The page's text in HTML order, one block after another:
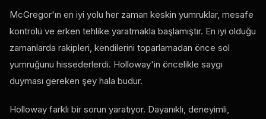
McGregor'ın en iyi yolu her zaman keskin yumruklar, mesafe
kontrolü ve erken tehlike yaratmakla başlamıştır. En iyi olduğu
zamanlarda rakipleri, kendilerini toparlamadan önce sol
yumruğunu hissederlerdi. Holloway'in öncelikle saygı
duyması gereken şey hala budur.
Holloway farklı bir sorun yaratıyor. Dayanıklı, deneyimli,